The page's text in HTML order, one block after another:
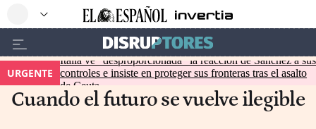
URGENTE
Italia ve "desproporcionada" la reacción de Sánchez a sus
controles e insiste en proteger sus fronteras tras el asalto
de Ceuta
Cuando el futuro se vuelve ilegible